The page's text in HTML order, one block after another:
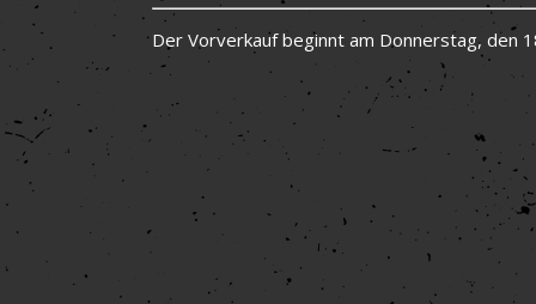
Der Vorverkauf beginnt am Donnerstag, den